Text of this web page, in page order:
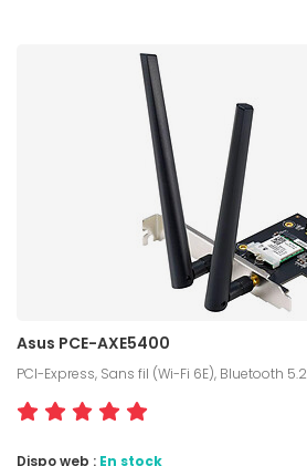
Asus PCE-AXE5400
PCI-Express, Sans fil (Wi-Fi 6E), Bluetooth 5.2
Dispo web : En stock